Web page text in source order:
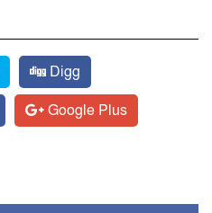
Digg
Google Plus